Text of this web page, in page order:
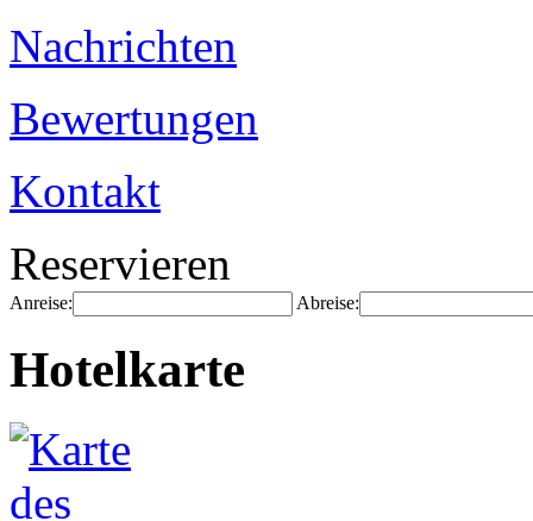
Nachrichten
Bewertungen
Kontakt
Reservieren
Anreise: Abreise:
Hotelkarte